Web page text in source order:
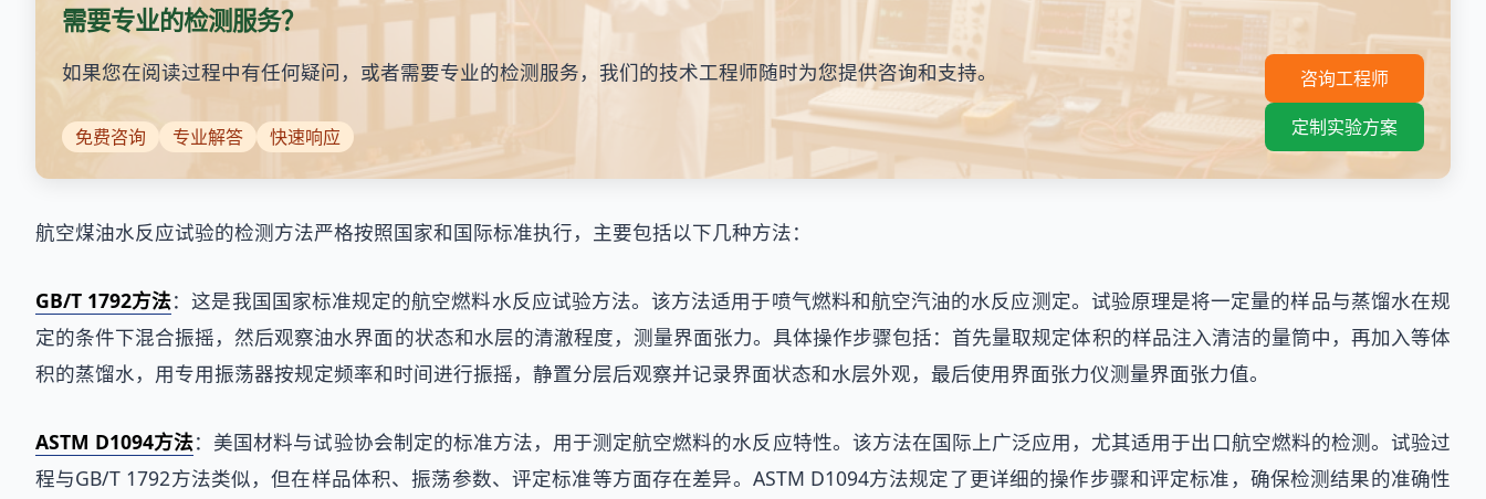
需要专业的检测服务？
如果您在阅读过程中有任何疑问，或者需要专业的检测服务，我们的技术工程师随时为您提供咨询和支持。
免费咨询 专业解答 快速响应
咨询工程师
定制实验方案
航空煤油水反应试验的检测方法严格按照国家和国际标准执行，主要包括以下几种方法：
GB/T 1792方法：这是我国国家标准规定的航空燃料水反应试验方法。该方法适用于喷气燃料和航空汽油的水反应测定。试验原理是将一定量的样品与蒸馏水在规
定的条件下混合振摇，然后观察油水界面的状态和水层的清澈程度，测量界面张力。具体操作步骤包括：首先量取规定体积的样品注入清洁的量筒中，再加入等体
积的蒸馏水，用专用振荡器按规定频率和时间进行振摇，静置分层后观察并记录界面状态和水层外观，最后使用界面张力仪测量界面张力值。
ASTM D1094方法：美国材料与试验协会制定的标准方法，用于测定航空燃料的水反应特性。该方法在国际上广泛应用，尤其适用于出口航空燃料的检测。试验过
程与GB/T 1792方法类似，但在样品体积、振荡参数、评定标准等方面存在差异。ASTM D1094方法规定了更详细的操作步骤和评定标准，确保检测结果的准确性